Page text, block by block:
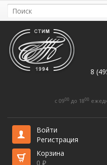
8
c 0900 до 1800
Войти
Регистрация
Корзина
0 ₽